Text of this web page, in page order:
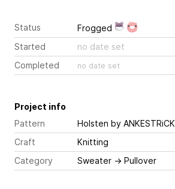
Status
Frogged
Started
no date set
Completed
no date set
Project info
Pattern
Holsten by ANKESTRiCK
Craft
Knitting
Category
Sweater → Pullover